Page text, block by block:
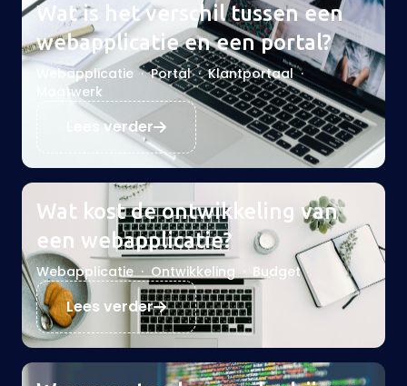
Wat is het verschil tussen een
webapplicatie en een portal?
Webapplicatie · Portal · Klantportaal ·
Maatwerk
Lees verder
Wat kost de ontwikkeling van
een webapplicatie?
Webapplicatie · Ontwikkeling · Budget
Lees verder